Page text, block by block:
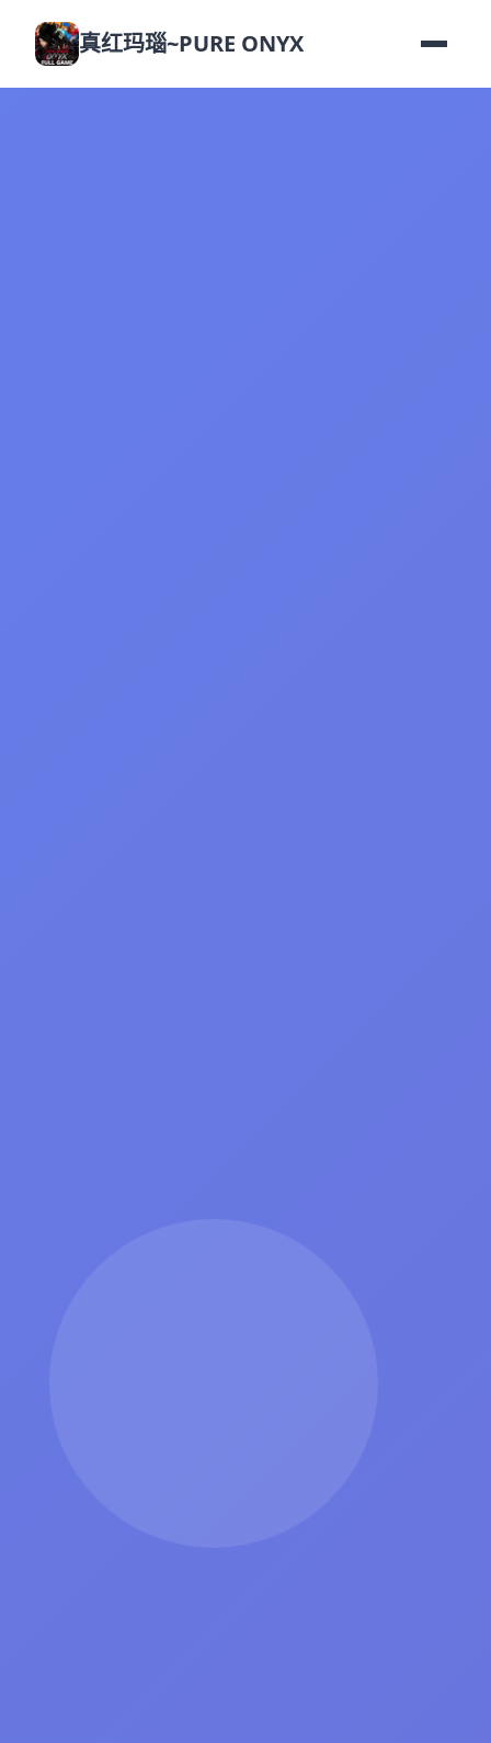
真红玛瑙~PURE ONYX